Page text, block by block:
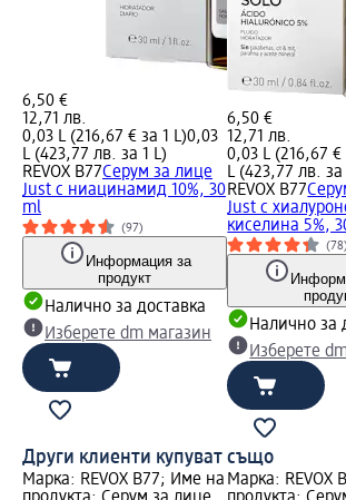
6,50 €
12,71 лв.
0,03 L (216,67 € за 1 L)0,03
L (423,77 лв. за 1 L)
REVOX B77Серум за лице
Just с ниацинамид 10%, 30
ml
(97)
Информация за
продукт
Налично за доставка
Изберете dm магазин
6,50 €
12,71 лв.
0,03 L (216,67 €
L (423,77 лв. за
REVOX B77
Just с
киселина 5%,
(78)
Налично за
Изберете
Други клиенти купуват също
Марка: REVOX B77; Име на Марка: REVOX